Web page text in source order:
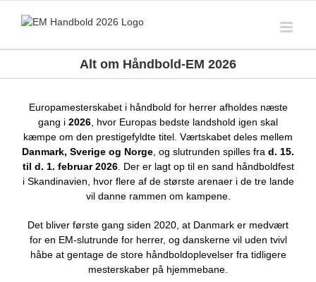
Alt om Håndbold-EM 2026
Europamesterskabet i håndbold for herrer afholdes næste
gang i 2026 , hvor Europas bedste landshold igen skal
kæmpe om den prestigefyldte titel. Værtskabet deles mellem
Danmark, Sverige og Norge , og slutrunden spilles fra d. 15.
til d. 1. februar 2026. Der er lagt op til en sand håndboldfest
i Skandinavien, hvor flere af de største arenaer i de tre lande
vil danne rammen om kampene.
Det bliver første gang siden 2020, at Danmark er medvært
for en EM-slutrunde for herrer, og danskerne vil uden tvivl
håbe at gentage de store håndboldoplevelser fra tidligere
mesterskaber på hjemmebane.